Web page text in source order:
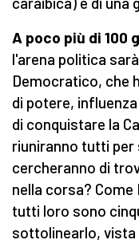
A poco più di 100
l'arena politica
Democratico, che
di potere,
di conquistare la
riuniranno tutti
cercheranno di
nella corsa? Come
tutti loro sono
sottolinearlo, vista